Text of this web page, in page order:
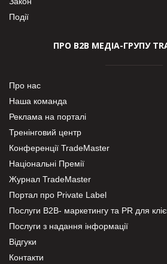
Події
ПРО В2В МЕДІА-ГРУПУ
Про нас
Наша команда
Реклама на порталі
Тренінговий центр
Конференції TradeMaster
Національні Премії
Журнал TradeMaster
Портал про Private Label
Послуги В2В- маркетингу та PR для
Послуги з надання інформації
Відгуки
Контакти